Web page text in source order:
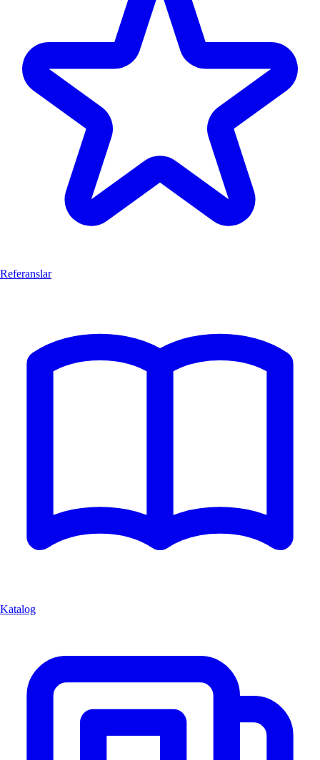
Referanslar
Katalog